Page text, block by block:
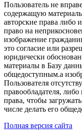
Пользователь не
содержащую
авторские права либо
право на
изображение
это согласие или
юридически
материалы в Базу
общедоступным.а
Пользователя
правообладателя,
права, чтобы
числе делать его
Полная версия сайта